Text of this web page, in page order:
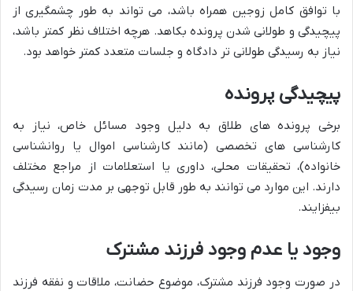
با توافق کامل زوجین همراه باشد، می تواند به طور چشمگیری از
پیچیدگی و طولانی شدن پرونده بکاهد. هرچه اختلاف نظر کمتر باشد،
نیاز به رسیدگی طولانی تر دادگاه و جلسات متعدد کمتر خواهد بود.
پیچیدگی پرونده
برخی پرونده های طلاق به دلیل وجود مسائل خاص، نیاز به
کارشناسی های تخصصی (مانند کارشناسی اموال یا روانشناسی
خانواده)، تحقیقات محلی، داوری یا استعلامات از مراجع مختلف
دارند. این موارد می توانند به طور قابل توجهی بر مدت زمان رسیدگی
بیفزایند.
وجود یا عدم وجود فرزند مشترک
در صورت وجود فرزند مشترک، موضوع حضانت، ملاقات و نفقه فرزند